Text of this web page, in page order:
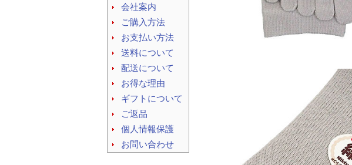
会社案内
ご購入方法
お支払い方法
送料について
配送について
お得な理由
ギフトについて
ご返品
個人情報保護
お問い合わせ